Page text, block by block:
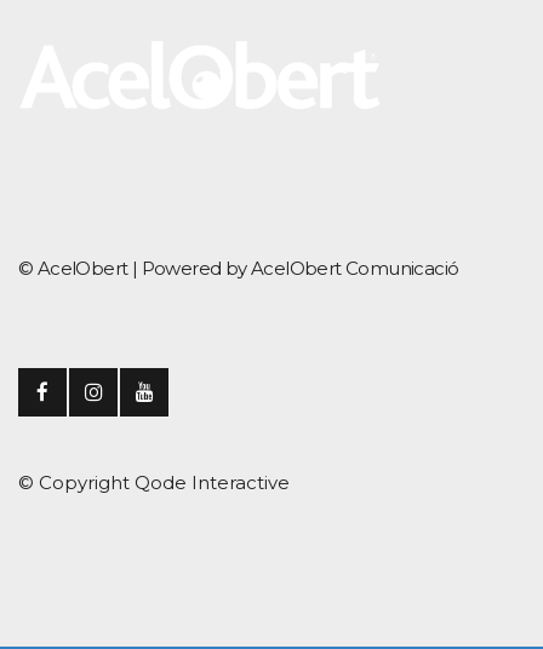
© AcelObert | Powered by AcelObert Comunicació
© Copyright Qode Interactive